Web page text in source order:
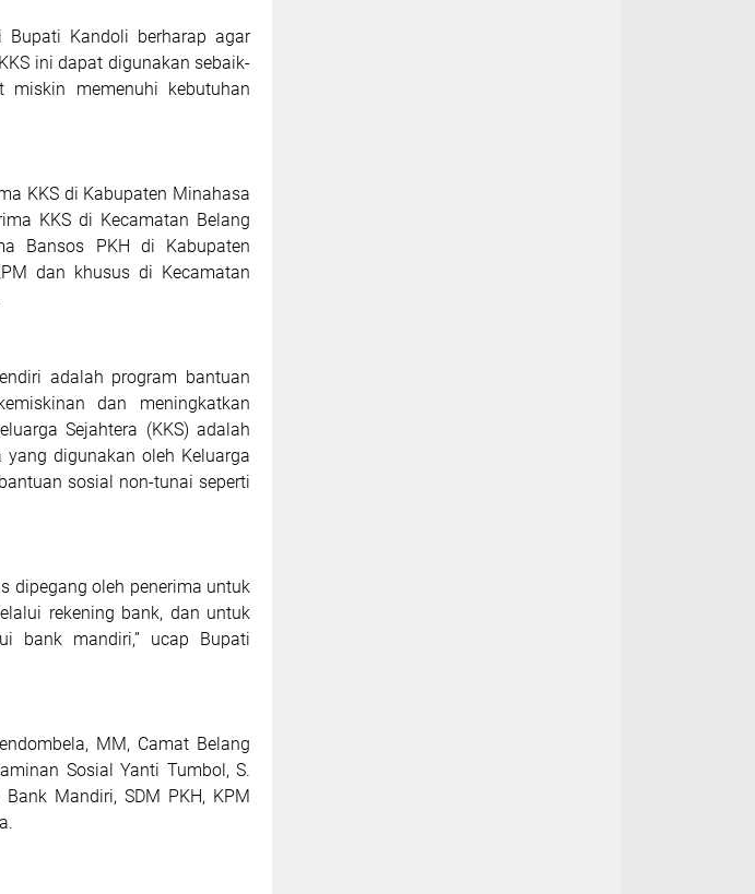
Bupati Kandoli berharap agar
ini dapat digunakan sebaik-
miskin memenuhi kebutuhan
KKS di Kabupaten Minahasa
KKS di Kecamatan Belang
Bansos PKH di Kabupaten
dan khusus di Kecamatan
adalah program bantuan
dan meningkatkan
Sejahtera (KKS) adalah
digunakan oleh Keluarga
sosial non-tunai seperti
dipegang oleh penerima untuk
rekening bank, dan untuk
bank mandiri,” ucap Bupati
MM, Camat Belang
Sosial Yanti Tumbol, S.
Mandiri, SDM PKH, KPM